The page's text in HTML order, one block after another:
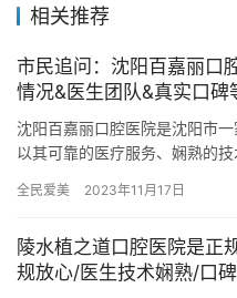
相关推荐
市民追问：沈阳百嘉丽口
情况&医生团队&真实口碑
沈阳百嘉丽口腔医院是沈阳市
以其可靠的医疗服务、娴熟的
生团队…
全民爱美 2023年11月17日
陵水植之道口腔医院是正
规放心/医生技术娴熟/口